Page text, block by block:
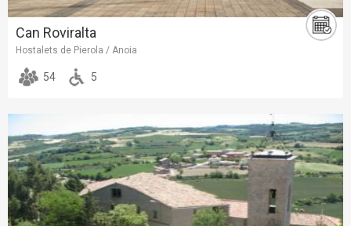
Can Roviralta
Hostalets de Pierola / Anoia
54 5